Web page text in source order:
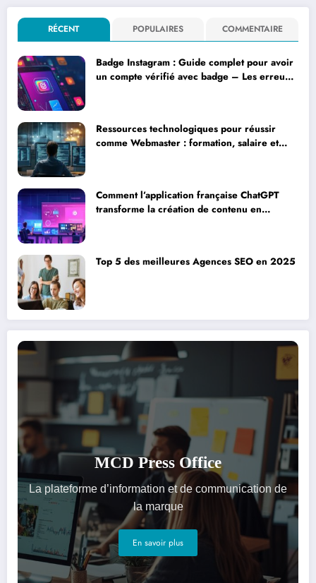
RÉCENT POPULAIRES COMMENTAIRE
Badge Instagram : Guide complet pour avoir
un compte vérifié avec badge – Les erreurs
Ressources technologiques pour réussir
comme Webmaster : formation, salaire et
Comment l’application française ChatGPT
transforme la création de contenu en
Top 5 des meilleures Agences SEO en 2025
MCD Press Office
La plateforme d’information et de communication de
la marque
En savoir plus